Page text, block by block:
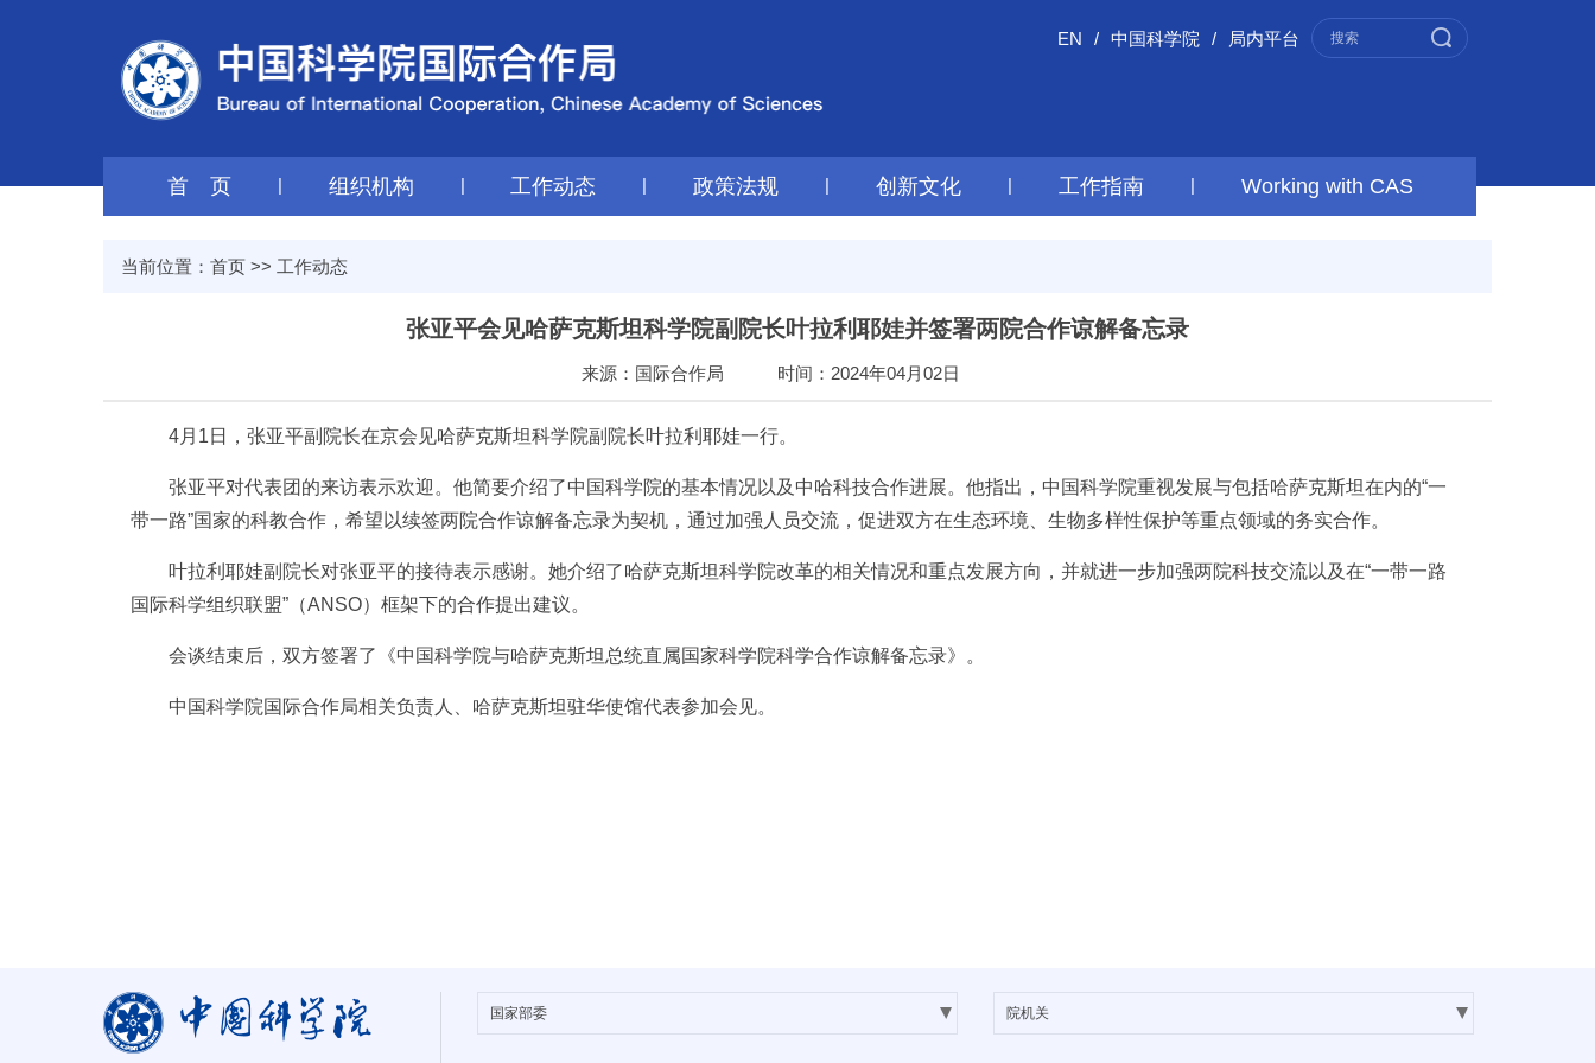
局内平台
/
中国科学院
/
EN
首 页 | 组织机构 | 工作动态 | 政策法规 | 创新文化 | 工作指南 | Working with CAS
当前位置： 首页 >> 工作动态
张亚平会见哈萨克斯坦科学院副院长叶拉利耶娃并签署两院合作谅解备忘录
来源：国际合作局 时间：2024年04月02日
4月1日，张亚平副院长在京会见哈萨克斯坦科学院副院长叶拉利耶娃一行。
张亚平对代表团的来访表示欢迎。他简要介绍了中国科学院的基本情况以及中哈科技合作进展。他指出，中国科学院重视发展与包括哈萨克斯坦在内的“一
带一路”国家的科教合作，希望以续签两院合作谅解备忘录为契机，通过加强人员交流，促进双方在生态环境、生物多样性保护等重点领域的务实合作。
叶拉利耶娃副院长对张亚平的接待表示感谢。她介绍了哈萨克斯坦科学院改革的相关情况和重点发展方向，并就进一步加强两院科技交流以及在“一带一路
国际科学组织联盟”（ANSO）框架下的合作提出建议。
会谈结束后，双方签署了《中国科学院与哈萨克斯坦总统直属国家科学院科学合作谅解备忘录》。
中国科学院国际合作局相关负责人、哈萨克斯坦驻华使馆代表参加会见。